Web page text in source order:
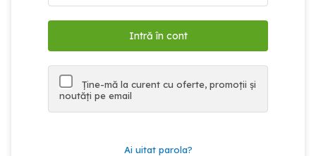
Ține-mă la curent cu oferte, promoții și
noutăți pe email
Ai uitat parola?